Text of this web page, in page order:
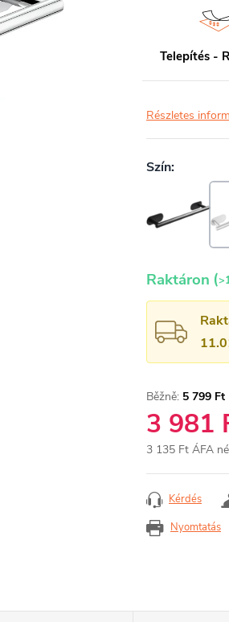
Telepítés -
Részletes
Raktáron (
5 799 Ft
3 981
3 135 Ft ÁFA
Nyomtatás
Kérdés